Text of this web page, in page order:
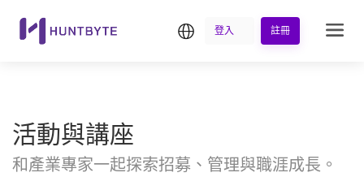
繁中登入 註冊
活動與講座
和產業專家一起探索招募、管理與職涯成長。